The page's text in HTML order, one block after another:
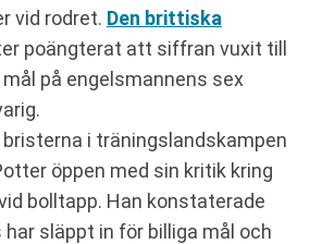
vid rodret. Den brittiska
poängterat att siffran vuxit till
på engelsmannens sex
i träningslandskampen
öppen med sin kritik kring
bolltapp. Han konstaterade
släppt in för billiga mål och